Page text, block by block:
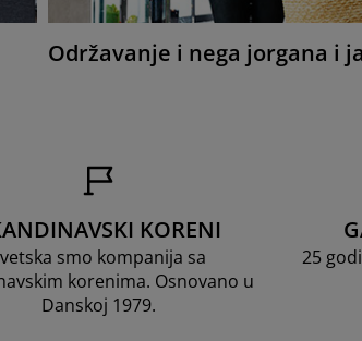
Održavanje i nega jorgana i
KORENI
smo kompanija sa
korenima. Osnovano u
Danskoj 1979.
25